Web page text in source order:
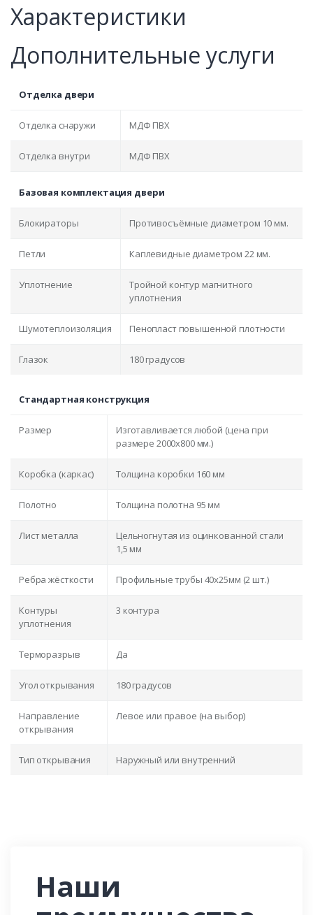
Характеристики
Дополнительные услуги
Отделка двери
Отделка снаружи МДФ ПВХ
Отделка внутри МДФ ПВХ
Базовая комплектация двери
Блокираторы Противосъёмные диаметром 10 мм.
Петли Каплевидные диаметром 22 мм.
Уплотнение
Тройной контур магнитного
уплотнения
Шумотеплоизоляция Пенопласт повышенной плотности
Глазок 180 градусов
Стандартная конструкция
Размер
Изготавливается любой (цена при
размере 2000x800 мм.)
Коробка (каркас) Толщина коробки 160 мм
Полотно Толщина полотна 95 мм
Лист металла
Цельногнутая из оцинкованной стали
1,5 мм
Ребра жёсткости Профильные трубы 40х25мм (2 шт.)
Контуры
уплотнения
3 контура
Терморазрыв Да
Угол открывания 180 градусов
Направление
открывания
Левое или правое (на выбор)
Тип открывания Наружный или внутренний
Наши